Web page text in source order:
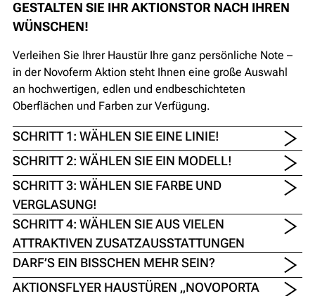
GESTALTEN SIE IHR AKTIONSTOR NACH IHREN
WÜNSCHEN!
Verleihen Sie Ihrer Haustür Ihre ganz persönliche Note –
in der Novoferm Aktion steht Ihnen eine große Auswahl
an hochwertigen, edlen und endbeschichteten
Oberflächen und Farben zur Verfügung.
SCHRITT 1: WÄHLEN SIE EINE LINIE!
SCHRITT 2: WÄHLEN SIE EIN MODELL!
SCHRITT 3: WÄHLEN SIE FARBE UND
VERGLASUNG!
SCHRITT 4: WÄHLEN SIE AUS VIELEN
ATTRAKTIVEN ZUSATZAUSSTATTUNGEN
DARF’S EIN BISSCHEN MEHR SEIN?
AKTIONSFLYER HAUSTÜREN „NOVOPORTA